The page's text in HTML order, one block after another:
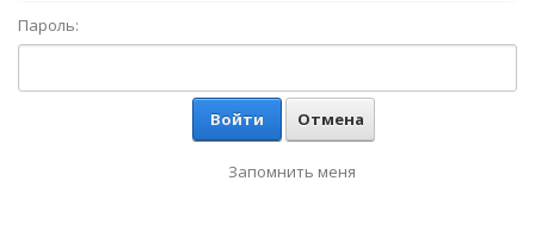
Пароль:
Войти Отмена
Запомнить меня